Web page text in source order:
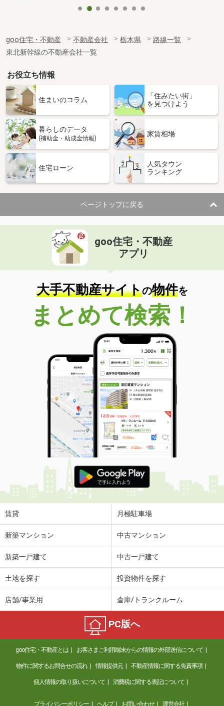
goo住宅・不動産 不動産会社 栃木県
路線一覧
東北新幹線の不動産会社一覧
お役立ち情報
住まいのコラム
「住みたい街」
を見つけよう
暮らしのデータ
(補助金・助成金情報)
家賃相場
住宅ローン
人気タウン
ランキング
ページトップに戻る
goo住宅・不動産
アプリ
大手不動産サイトの物件を
まとめて検索！
賃貸 月極駐車場
新築マンション 中古マンション
新築一戸建て 中古一戸建て
土地を探す 投資物件を探す
店舗/事業用 倉庫/トランクルーム
PC版へ
goo住宅・不動産とは お客さまご利用端末からの情報の外部送信について
物件に関するお問合せの流れ 情報提供元 不動産情報に関する免責事項
個人情報の取り扱いについて 消費税に関する表記について
プライバシーポリシー ヘルプ お問い合わせ 運営会社